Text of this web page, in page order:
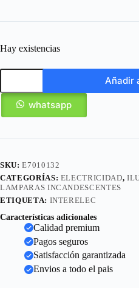
Hay existencias
Añadir
whatsapp
SKU:E7010132
CATEGORÍAS: ELECTRICIDAD,
LAMPARAS INCANDESCENTES
ETIQUETA: INTERELEC
Características adicionales
Calidad premium
Pagos seguros
Satisfacción garantizada
Envios a todo el pais